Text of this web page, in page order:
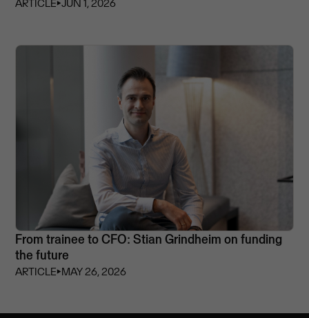
ARTICLE⏵JUN 1, 2026
From trainee to CFO: Stian Grindheim on funding
the future
ARTICLE⏵MAY 26, 2026